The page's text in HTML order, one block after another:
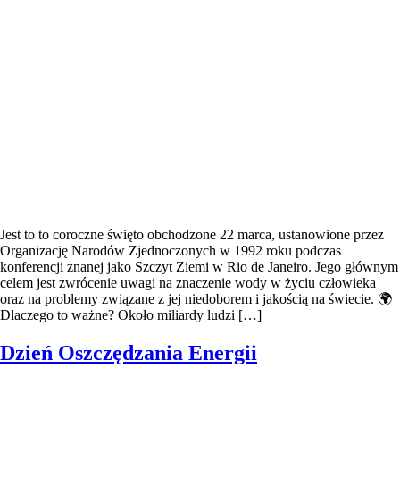
Jest to to coroczne święto obchodzone 22 marca, ustanowione przez
Organizację Narodów Zjednoczonych w 1992 roku podczas
konferencji znanej jako Szczyt Ziemi w Rio de Janeiro. Jego głównym
celem jest zwrócenie uwagi na znaczenie wody w życiu człowieka
oraz na problemy związane z jej niedoborem i jakością na świecie. 🌍
Dlaczego to ważne? Około miliardy ludzi […]
Dzień Oszczędzania Energii